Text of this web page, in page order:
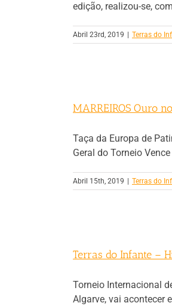
edição, realizou-se,
Abril 23rd, 2019 Terras do
MARREIROS Ouro
Taça da Europa de
Geral do Torneio
Abril 15th, 2019 Terras do
Terras do Infante –
Torneio Internacional
Algarve, vai acontecer